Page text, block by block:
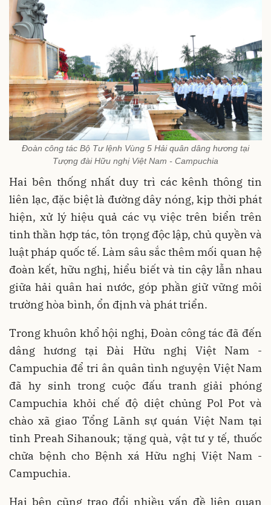
Đoàn công tác Bộ Tư lệnh Vùng 5 Hải quân dâng hương tại
Tượng đài Hữu nghị Việt Nam - Campuchia
Hai bên thống nhất duy trì các kênh thông tin
liên lạc, đặc biệt là đường dây nóng, kịp thời phát
hiện, xử lý hiệu quả các vụ việc trên biển trên
tinh thần hợp tác, tôn trọng độc lập, chủ quyền và
luật pháp quốc tế. Làm sâu sắc thêm mối quan hệ
đoàn kết, hữu nghị, hiểu biết và tin cậy lẫn nhau
giữa hải quân hai nước, góp phần giữ vững môi
trường hòa bình, ổn định và phát triển.
Trong khuôn khổ hội nghị, Đoàn công tác đã đến
dâng hương tại Đài Hữu nghị Việt Nam -
Campuchia để tri ân quân tình nguyện Việt Nam
đã hy sinh trong cuộc đấu tranh giải phóng
Campuchia khỏi chế độ diệt chủng Pol Pot và
chào xã giao Tổng Lãnh sự quán Việt Nam tại
tỉnh Preah Sihanouk; tặng quà, vật tư y tế, thuốc
chữa bệnh cho Bệnh xá Hữu nghị Việt Nam -
Campuchia.
Hai bên cũng trao đổi nhiều vấn đề liên quan